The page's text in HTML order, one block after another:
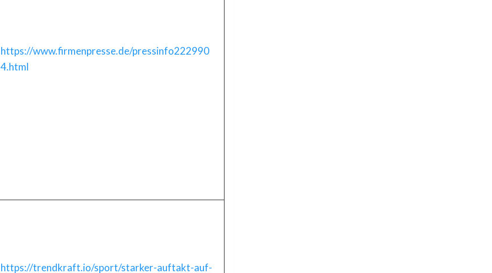
https://www.firmenpresse.de/pressinfo222990
4.html
https://trendkraft.io/sport/starker-auftakt-auf-